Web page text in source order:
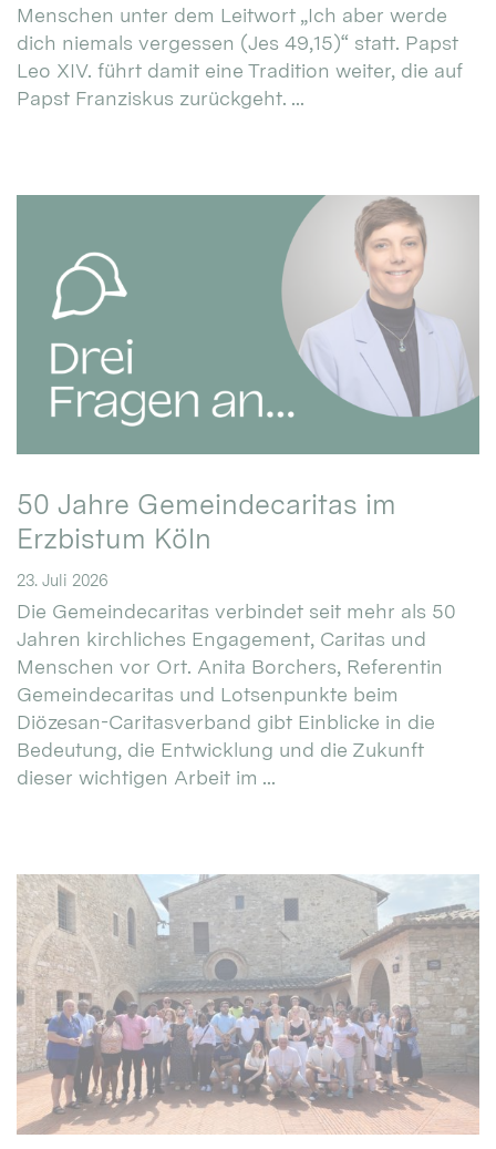
Menschen unter dem Leitwort „Ich aber werde
dich niemals vergessen (Jes 49,15)“ statt. Papst
Leo XIV. führt damit eine Tradition weiter, die auf
Papst Franziskus zurückgeht. ...
50 Jahre Gemeindecaritas im
Erzbistum Köln
23. Juli 2026
Die Gemeindecaritas verbindet seit mehr als 50
Jahren kirchliches Engagement, Caritas und
Menschen vor Ort. Anita Borchers, Referentin
Gemeindecaritas und Lotsenpunkte beim
Diözesan-Caritasverband gibt Einblicke in die
Bedeutung, die Entwicklung und die Zukunft
dieser wichtigen Arbeit im ...